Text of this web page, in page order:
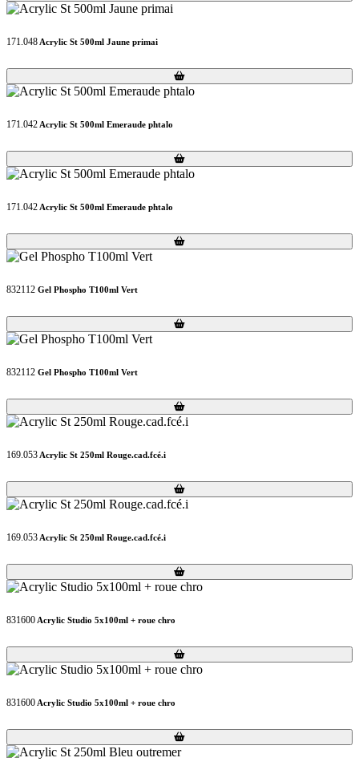
171.048 Acrylic St 500ml Jaune primai
Loading...
Loading...
171.042 Acrylic St 500ml Emeraude phtalo
Loading...
Loading...
171.042 Acrylic St 500ml Emeraude phtalo
Loading...
Loading...
832112 Gel Phospho T100ml Vert
Loading...
Loading...
832112 Gel Phospho T100ml Vert
Loading...
Loading...
169.053 Acrylic St 250ml Rouge.cad.fcé.i
Loading...
Loading...
169.053 Acrylic St 250ml Rouge.cad.fcé.i
Loading...
Loading...
831600 Acrylic Studio 5x100ml + roue chro
Loading...
Loading...
831600 Acrylic Studio 5x100ml + roue chro
Loading...
Loading...